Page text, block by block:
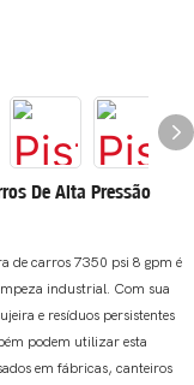
De Alta Pressão
de carros 7350 psi 8 gpm é
industrial. Com sua
e resíduos persistentes
podem utilizar esta
​​em fábricas, canteiros